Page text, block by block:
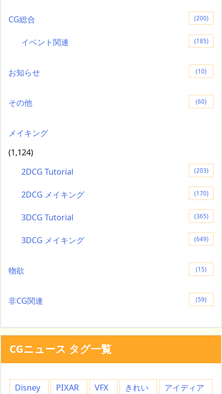
CG総合 (200)
イベント関連 (185)
お知らせ (10)
その他 (60)
メイキング
(1,124)
2DCG Tutorial
(203)
2DCG メイキング (170)
3DCG Tutorial (365)
3DCG メイキング (649)
物欲 (15)
非CG関連 (59)
CGニュース タグ一覧
Disney PIXAR VFX きれい
アイディア